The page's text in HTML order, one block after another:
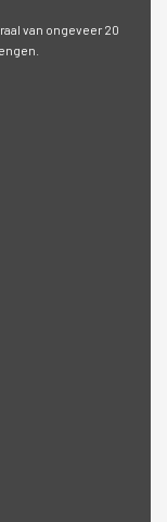
van ongeveer 20